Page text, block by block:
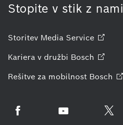
Stopite v stik z nami
Storitev Media Service
Kariera v družbi Bosch
Rešitve za mobilnost Bosch